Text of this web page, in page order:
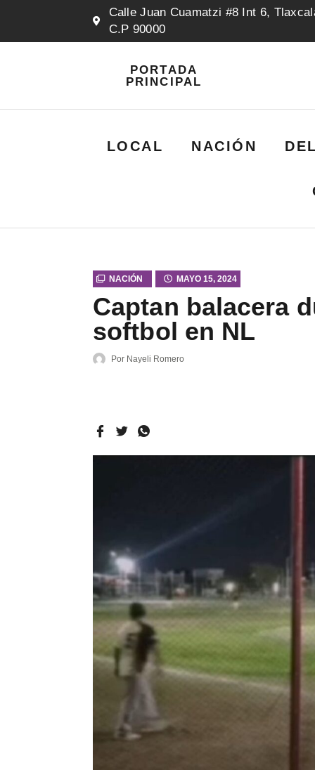
Calle Juan Cuamatzi #8 Int 6,
C.P 90000
PORTADA
PRINCIPAL
LOCAL NACIÓN
NACIÓN MAYO 15, 2024
Captan balacera
softbol en NL
Por Nayeli Romero